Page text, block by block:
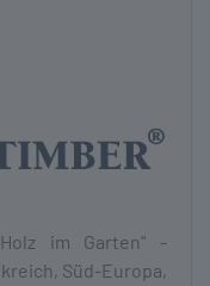
im Garten" -
Süd-Europa,